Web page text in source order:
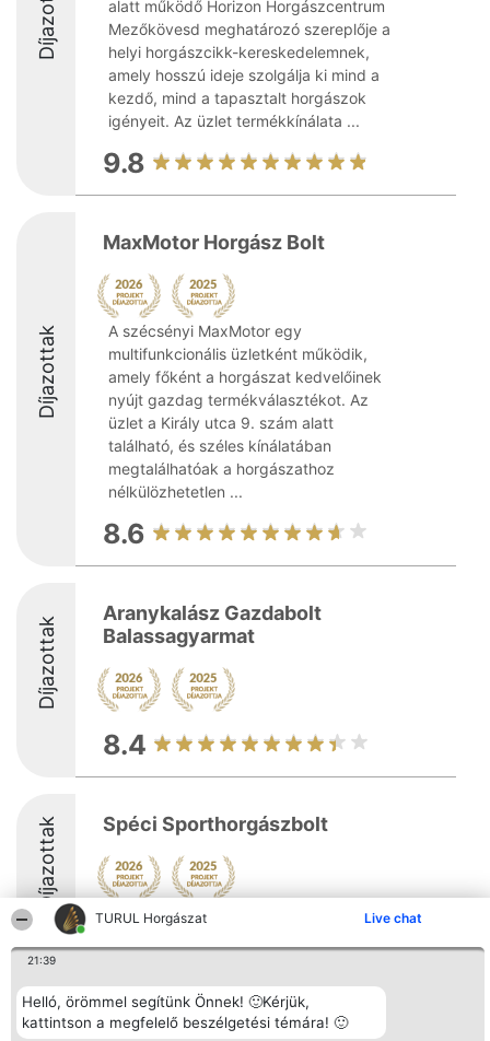
TURUL Horgászat Live chat
21:39
Helló, örömmel segítünk Önnek! 🙂Kérjük,
kattintson a megfelelő beszélgetési témára! 🙂
alatt működő Horizon Horgászcentrum
Mezőkövesd meghatározó szereplője a
helyi horgászcikk-kereskedelemnek,
amely hosszú ideje szolgálja ki mind a
kezdő, mind a tapasztalt horgászok
igényeit. Az üzlet termékkínálata ...
9.8
Díjazottak
MaxMotor Horgász Bolt
A szécsényi MaxMotor egy
multifunkcionális üzletként működik,
amely főként a horgászat kedvelőinek
nyújt gazdag termékválasztékot. Az
üzlet a Király utca 9. szám alatt
található, és széles kínálatában
megtalálhatóak a horgászathoz
nélkülözhetetlen ...
8.6
Díjazottak
Aranykalász Gazdabolt
Balassagyarmat
8.4
Díjazottak Spéci Sporthorgászbolt
8.6
Rangsorszervező
SC Beautiful Company S.R.L.
Népszavazás
Nyertesek
Elérhetőség